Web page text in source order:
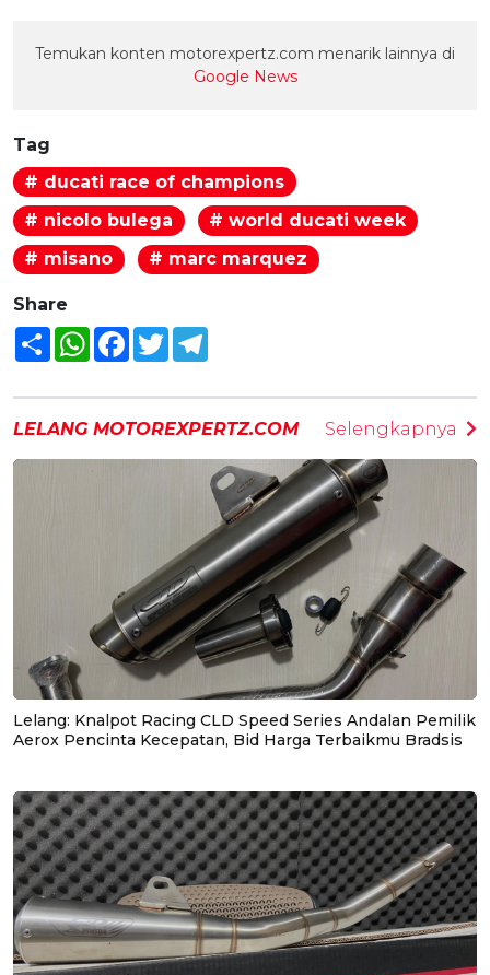
Temukan konten motorexpertz.com menarik lainnya di
Google News
Tag
# ducati race of champions
# nicolo bulega
# world ducati week
# misano
# marc marquez
Share
Share WhatsAppFacebook
Twitter
LELANG MOTOREXPERTZ.COM Selengkapnya
Lelang: Knalpot Racing CLD Speed Series Andalan Pemilik
Aerox Pencinta Kecepatan, Bid Harga Terbaikmu Bradsis